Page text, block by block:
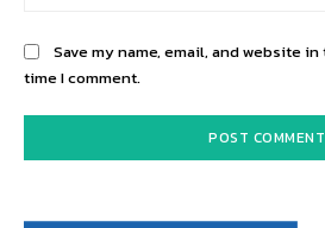
Save my name, email, and website
time I comment.